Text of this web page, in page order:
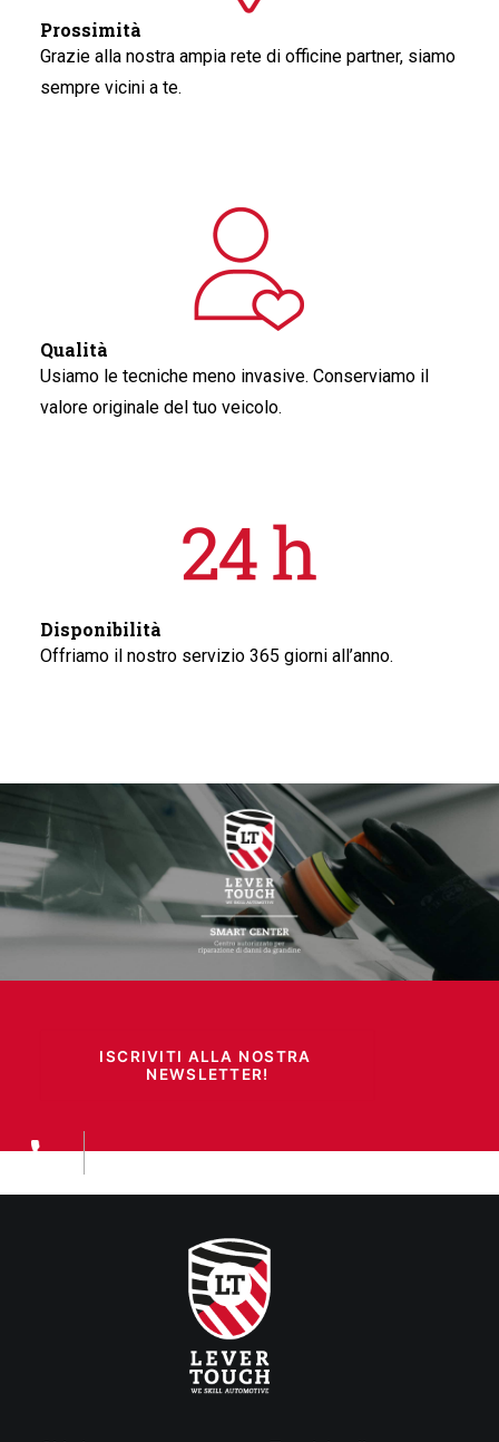
Prossimità
Grazie alla nostra ampia rete di officine partner, siamo
sempre vicini a te.
Qualità
Usiamo le tecniche meno invasive. Conserviamo il
valore originale del tuo veicolo.
Disponibilità
Offriamo il nostro servizio 365 giorni all’anno.
ISCRIVITI ALLA NOSTRA
NEWSLETTER!